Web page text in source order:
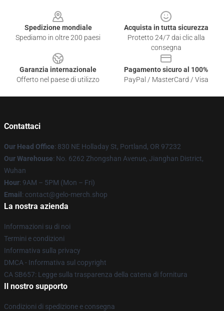
Spedizione mondiale
Spediamo in oltre 200 paesi
Acquista in tutta sicurezza
Protetto 24/7 dai clic alla
consegna
Garanzia internazionale
Offerto nel paese di utilizzo
Pagamento sicuro al 100%
PayPal / MasterCard / Visa
Contattaci
Our Head Office: 830 NE Holladay St, Portland, OR 97232
Our Warehouse: No. 6262 Zhongshan Avenue, Jianghan District,
Wuhan
Hour: 9AM – 5PM (Mon – Fri)
Email : contact@gelo-merch.shop
La nostra azienda
Informazioni su di noi
Termini e condizioni
Informativa sulla privacy
DMCA - Informativa sul copyright
CA SB657: Legge sulla trasparenza della catena di fornitura
Il nostro supporto
Condizioni di spedizione e consegna